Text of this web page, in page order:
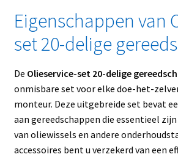
Eigenschappen van
set 20-delige
De Olieservice-set 20-delige
onmisbare set voor elke doe-het-
monteur. Deze uitgebreide set bevat
aan gereedschappen die essentieel
van oliewissels en andere
accessoires bent u verzekerd van een